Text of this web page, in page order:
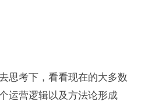
思考下，看看现在的大多数
运营逻辑以及方法论形成